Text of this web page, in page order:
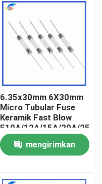
6.35x30mm 6X30mm
Micro Tubular Fuse
Keramik Fast Blow
F10A/12A/15A/20A/25A/
Pin Double Cap
mengirimkan